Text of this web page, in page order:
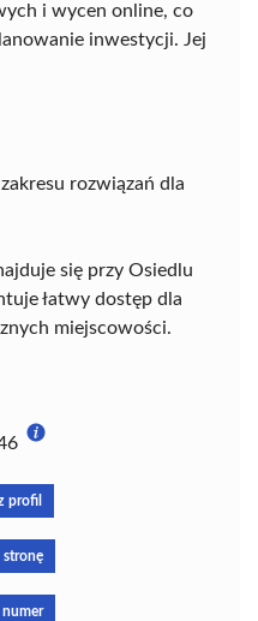
i wycen online, co
inwestycji. Jej
rozwiązań dla
się przy Osiedlu
łatwy dostęp dla
miejscowości.
profil
stronę
numer